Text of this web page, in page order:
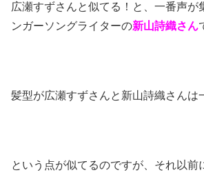
広瀬すずさんと似てる！と、一番声が
ンガーソングライターの新山詩織さん
髪型が広瀬すずさんと新山詩織さんは
という点が似てるのですが、それ以前